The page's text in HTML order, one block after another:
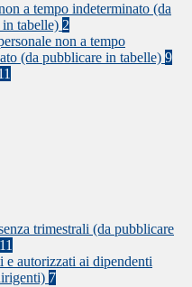
a tempo indeterminato (da
tabelle) 2
non a tempo
(da pubblicare in tabelle) 9
trimestrali (da pubblicare
11
autorizzati ai dipendenti
7